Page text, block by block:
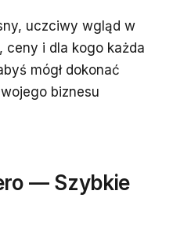
uczciwy wgląd w
i dla kogo każda
mógł dokonać
biznesu
— Szybkie